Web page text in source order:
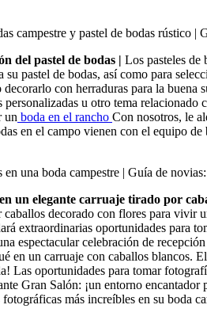
del pastel de bodas | Los pasteles de
pastel de bodas, así como para
con herraduras para la buena
u otro tema relacionado
un boda en el rancho Con nosotros, le
en el campo vienen con el equipo
un elegante carruaje tirado por
decorado con flores para vivir
extraordinarias oportunidades para
espectacular celebración de
en un carruaje con caballos blancos.
Las oportunidades para tomar
Gran Salón: ¡un entorno
más increíbles en su boda